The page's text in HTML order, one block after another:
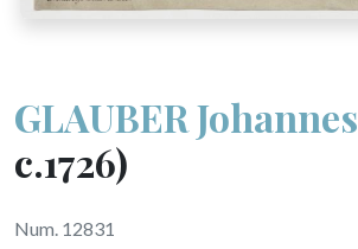
GLAUBER Johannes
c.1726)
Num. 12831